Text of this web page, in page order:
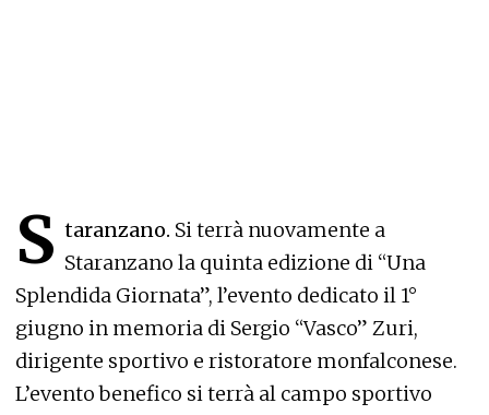
S taranzano. Si terrà nuovamente a
Staranzano la quinta edizione di “Una
Splendida Giornata”, l’evento dedicato il 1°
giugno in memoria di Sergio “Vasco” Zuri,
dirigente sportivo e ristoratore monfalconese.
L’evento benefico si terrà al campo sportivo